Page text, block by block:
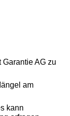
AG zu
am
kann